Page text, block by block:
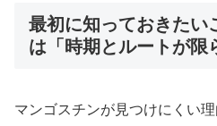
最初に知っておきたい
は「時期とルートが限
マンゴスチンが見つけにくい